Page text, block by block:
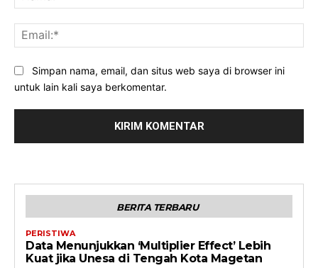
Simpan nama, email, dan situs web saya di browser ini
untuk lain kali saya berkomentar.
BERITA TERBARU
PERISTIWA
Data Menunjukkan ‘Multiplier Effect’ Lebih
Kuat jika Unesa di Tengah Kota Magetan